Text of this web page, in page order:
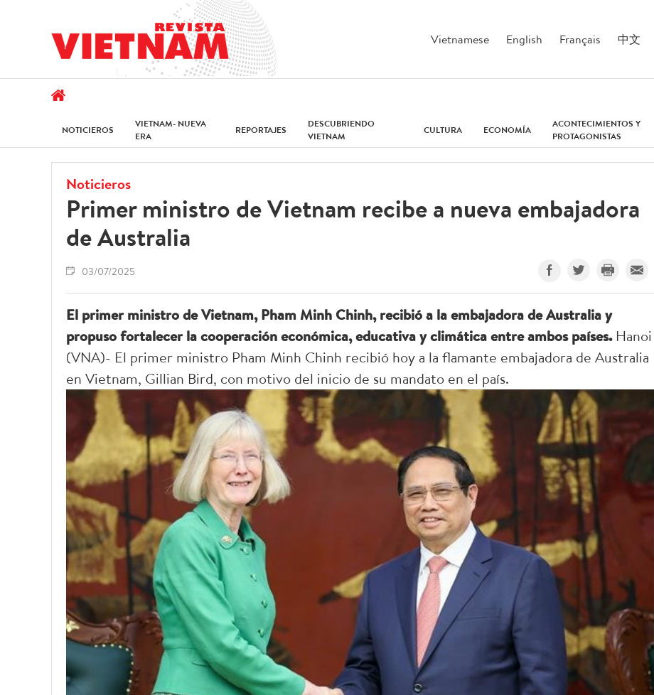
Vietnamese English Français 中文
NOTICIEROS
VIETNAM- NUEVA
ERA
REPORTAJES
DESCUBRIENDO
VIETNAM
CULTURA ECONOMÍA
ACONTECIMIENTOS Y
PROTAGONISTAS
Noticieros
Primer ministro de Vietnam recibe a nueva embajadora
de Australia
03/07/2025
El primer ministro de Vietnam, Pham Minh Chinh, recibió a la embajadora de Australia y
propuso fortalecer la cooperación económica, educativa y climática entre ambos países. Hanoi
(VNA)- El primer ministro Pham Minh Chinh recibió hoy a la flamante embajadora de Australia
en Vietnam, Gillian Bird, con motivo del inicio de su mandato en el país.